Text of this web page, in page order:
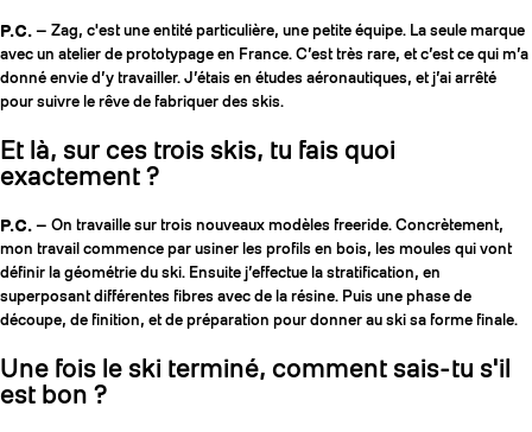
P.C. — Zag, c'est une entité particulière, une petite équipe. La seule marque
avec un atelier de prototypage en France. C’est très rare, et c’est ce qui m’a
donné envie d’y travailler. J’étais en études aéronautiques, et j’ai arrêté
pour suivre le rêve de fabriquer des skis.
Et là, sur ces trois skis, tu fais quoi
exactement ?
P.C. — On travaille sur trois nouveaux modèles freeride. Concrètement,
mon travail commence par usiner les profils en bois, les moules qui vont
définir la géométrie du ski. Ensuite j’effectue la stratification, en
superposant différentes fibres avec de la résine. Puis une phase de
découpe, de finition, et de préparation pour donner au ski sa forme finale.
Une fois le ski terminé, comment sais-tu s'il
est bon ?